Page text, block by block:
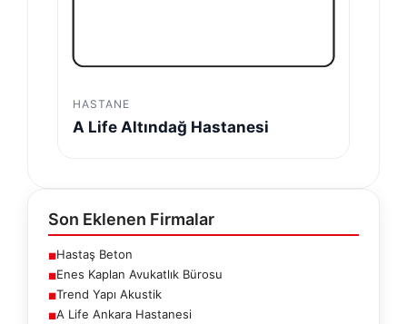
HASTANE
A Life Altındağ Hastanesi
Son Eklenen Firmalar
■Hastaş Beton
■Enes Kaplan Avukatlık Bürosu
■Trend Yapı Akustik
■A Life Ankara Hastanesi